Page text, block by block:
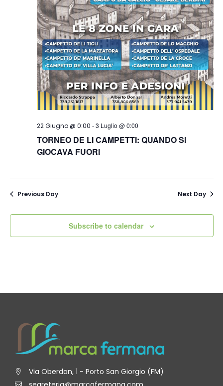
22 Giugno @ 0:00 -3 Luglio @ 0:00
TORNEO DE LI CAMPETTI: QUANDO SI
GIOCAVA FUORI
Previous Day Next Day
Subscribe to calendar
Via Oberdan, 1 - Porto San Giorgio (FM)